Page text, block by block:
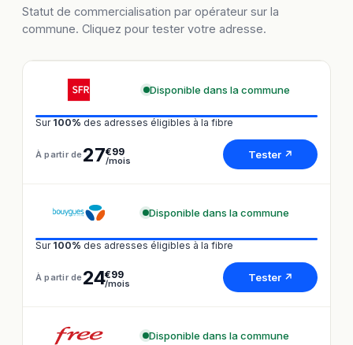
Statut de commercialisation par opérateur sur la
commune. Cliquez pour tester votre adresse.
Disponible dans la commune
Sur 100% des adresses éligibles à la fibre
À partir de 27€99
/mois Tester ↗
Disponible dans la commune
Sur 100% des adresses éligibles à la fibre
À partir de 24€99
/mois Tester ↗
Disponible dans la commune